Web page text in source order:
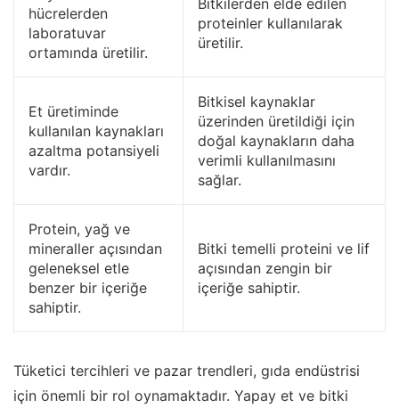
hücrelerden
laboratuvar
ortamında üretilir.
Bitkilerden elde edilen
proteinler kullanılarak
üretilir.
Et üretiminde
kullanılan kaynakları
azaltma potansiyeli
vardır.
Bitkisel kaynaklar
üzerinden üretildiği için
doğal kaynakların daha
verimli kullanılmasını
sağlar.
Protein, yağ ve
mineraller açısından
geleneksel etle
benzer bir içeriğe
sahiptir.
Bitki temelli proteini ve lif
açısından zengin bir
içeriğe sahiptir.
Tüketici tercihleri ve pazar trendleri, gıda endüstrisi
için önemli bir rol oynamaktadır. Yapay et ve bitki